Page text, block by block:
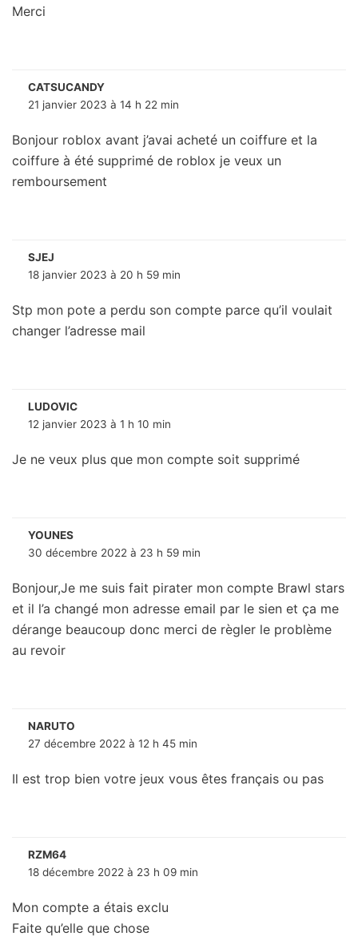
Merci
CATSUCANDY
21 janvier 2023 à 14 h 22 min
Bonjour roblox avant j’avai acheté un coiffure et la
coiffure à été supprimé de roblox je veux un
remboursement
SJEJ
18 janvier 2023 à 20 h 59 min
Stp mon pote a perdu son compte parce qu’il voulait
changer l’adresse mail
LUDOVIC
12 janvier 2023 à 1 h 10 min
Je ne veux plus que mon compte soit supprimé
YOUNES
30 décembre 2022 à 23 h 59 min
Bonjour,Je me suis fait pirater mon compte Brawl stars
et il l’a changé mon adresse email par le sien et ça me
dérange beaucoup donc merci de règler le problème
au revoir
NARUTO
27 décembre 2022 à 12 h 45 min
Il est trop bien votre jeux vous êtes français ou pas
RZM64
18 décembre 2022 à 23 h 09 min
Mon compte a étais exclu
Faite qu’elle que chose